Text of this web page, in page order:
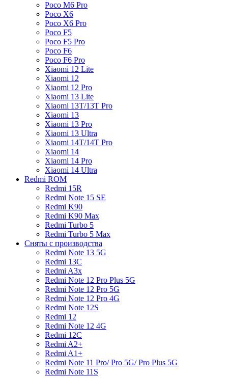
Poco M6 Pro
Poco X6
Poco X6 Pro
Poco F5
Poco F5 Pro
Poco F6
Poco F6 Pro
Xiaomi 12 Lite
Xiaomi 12
Xiaomi 12 Pro
Xiaomi 13 Lite
Xiaomi 13T/13T Pro
Xiaomi 13
Xiaomi 13 Pro
Xiaomi 13 Ultra
Xiaomi 14T/14T Pro
Xiaomi 14
Xiaomi 14 Pro
Xiaomi 14 Ultra
Redmi ROM
Redmi 15R
Redmi Note 15 SE
Redmi K90
Redmi K90 Max
Redmi Turbo 5
Redmi Turbo 5 Max
Сняты с производства
Redmi Note 13 5G
Redmi 13C
Redmi A3x
Redmi Note 12 Pro Plus 5G
Redmi Note 12 Pro 5G
Redmi Note 12 Pro 4G
Redmi Note 12S
Redmi 12
Redmi Note 12 4G
Redmi 12C
Redmi A2+
Redmi A1+
Redmi Note 11 Pro/ Pro 5G/ Pro Plus 5G
Redmi Note 11S